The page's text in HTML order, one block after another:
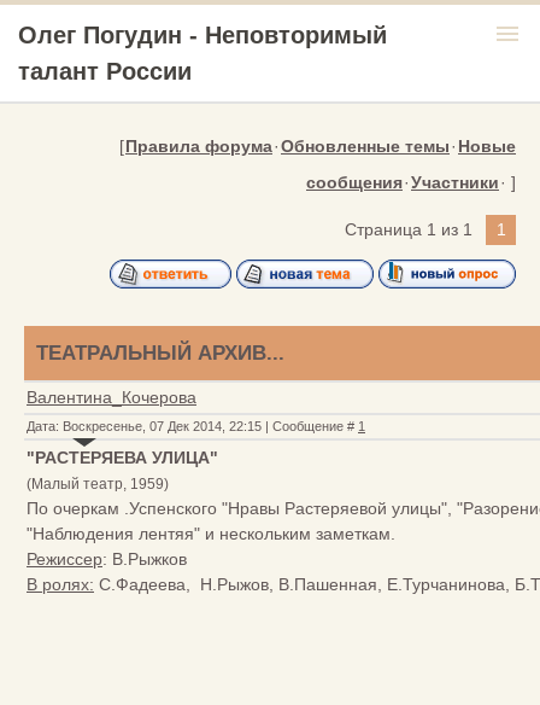
Олег Погудин - Неповторимый
талант России
menu
[Правила форума·Обновленные темы·Новые
сообщения·Участники· ]
Страница 1 из 1 1
ТЕАТРАЛЬНЫЙ АРХИВ...
Валентина_Кочерова
Дата: Воскресенье, 07 Дек 2014, 22:15 | Сообщение # 1
"РАСТЕРЯЕВА УЛИЦА"
(Малый театр, 1959)
По очеркам .Успенского "Нравы Растеряевой улицы",
"Наблюдения лентяя" и нескольким заметкам.
Режиссер: В.Рыжков
В ролях: С.Фадеева, Н.Рыжов, В.Пашенная, Е.Турчанинова,